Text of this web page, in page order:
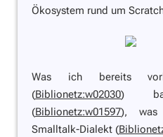
Ökosystem rund um
Was ich bereits
(Biblionetz:w02030)
(Biblionetz:w01597), was
Smalltalk-Dialekt (